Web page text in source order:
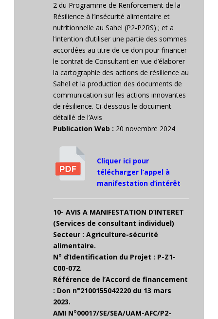
2 du Programme de Renforcement de la
Résilience à l’insécurité alimentaire et
nutritionnelle au Sahel (P2-P2RS) ; et a
l’intention d’utiliser une partie des sommes
accordées au titre de ce don pour financer
le contrat de Consultant en vue d’élaborer
la cartographie des actions de résilience au
Sahel et la production des documents de
communication sur les actions innovantes
de résilience. Ci-dessous le document
détaillé de l’Avis
Publication Web : 20 novembre 2024
Cliquer ici pour
télécharger l’appel à
manifestation d’intérêt
10- AVIS A MANIFESTATION D’INTERET
(Services de consultant individuel)
Secteur : Agriculture-sécurité
alimentaire.
N° d’Identification du Projet : P-Z1-
C00-072.
Référence de l’Accord de financement
: Don n°2100155042220 du 13 mars
2023.
AMI N°00017/SE/SEA/UAM-AFC/P2-